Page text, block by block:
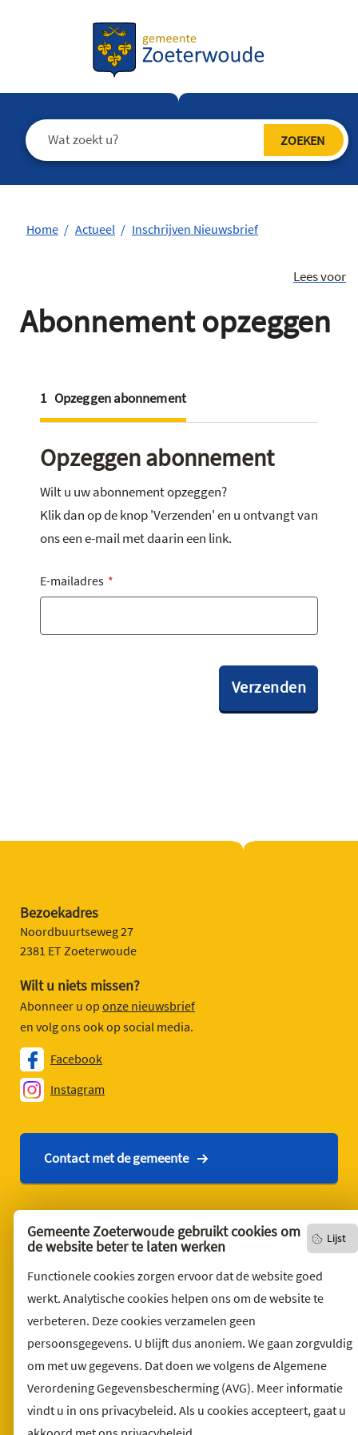
Lijst
Gemeente Zoeterwoude gebruikt cookies om
de website beter te laten werken
Functionele cookies zorgen ervoor dat de website goed
werkt. Analytische cookies helpen ons om de website te
verbeteren. Deze cookies verzamelen geen
persoonsgegevens. U blijft dus anoniem. We gaan zorgvuldig
om met uw gegevens. Dat doen we volgens de Algemene
Verordening Gegevensbescherming (AVG). Meer informatie
vindt u in ons privacybeleid. Als u cookies accepteert, gaat u
Home Actueel Inschrijven Nieuwsbrief
Lees voor
Abonnement opzeggen
1 Opzeggen abonnement
Opzeggen abonnement
Wilt u uw abonnement opzeggen?
Klik dan op de knop 'Verzenden' en u ontvangt van
ons een e-mail met daarin een link.
E-mailadres *
Bezoekadres
Noordbuurtseweg 27
2381 ET Zoeterwoude
Wilt u niets missen?
Abonneer u op onze nieuwsbrief
en volg ons ook op social media.
Facebook
Instagram
Contact met de gemeente
Contact
English version
Privacyverklaring
Over deze website
Sitemap
Toegankelijkheid
Klacht indienen
Archief